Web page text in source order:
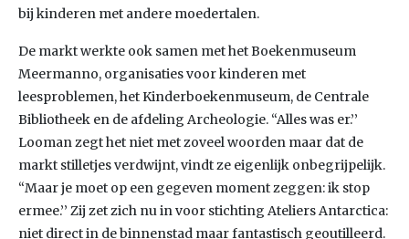
bij kinderen met andere moedertalen.
De markt werkte ook samen met het Boekenmuseum
Meermanno, organisaties voor kinderen met
leesproblemen, het Kinderboekenmuseum, de Centrale
Bibliotheek en de afdeling Archeologie. “Alles was er.’’
Looman zegt het niet met zoveel woorden maar dat de
markt stilletjes verdwijnt, vindt ze eigenlijk onbegrijpelijk.
“Maar je moet op een gegeven moment zeggen: ik stop
ermee.’’ Zij zet zich nu in voor stichting Ateliers Antarctica:
niet direct in de binnenstad maar fantastisch geoutilleerd.